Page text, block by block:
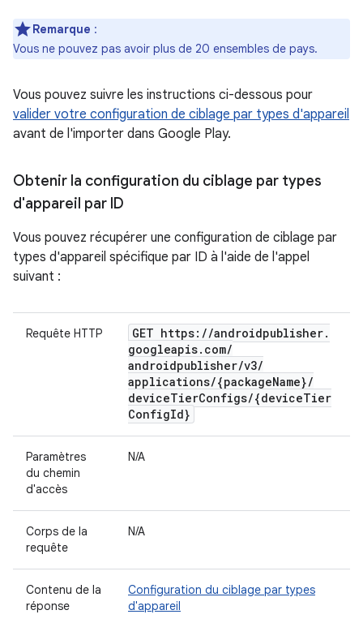
Remarque :
Vous ne pouvez pas avoir plus de 20 ensembles de pays.
Vous pouvez suivre les instructions ci-dessous pour
valider votre configuration de ciblage par types d'appareil
avant de l'importer dans Google Play.
Obtenir la configuration du ciblage par types
d'appareil par ID
Vous pouvez récupérer une configuration de ciblage par
types d'appareil spécifique par ID à l'aide de l'appel
suivant :
Requête HTTP GET https: //androidpublisher.
googleapis. com/
androidpublisher/v3/
applications/{packageName}/
deviceTierConfigs/{deviceTier
ConfigId}
Paramètres
du chemin
d'accès
N/A
Corps de la
requête
N/A
Contenu de la
réponse
Configuration du ciblage par types
d'appareil